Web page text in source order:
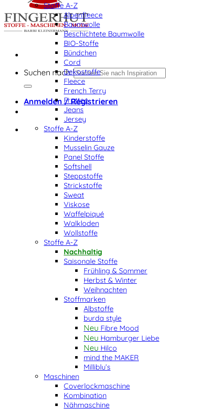
Suchen nach:
Anmelden / Registrieren
Stoffe A-Z
Alpenfleece
Baumwolle
Beschichtete Baumwolle
BIO-Stoffe
Bündchen
Cord
Dekostoffe
Fleece
French Terry
Frottee
Jeans
Jersey
Stoffe A-Z
Kinderstoffe
Musselin Gauze
Panel Stoffe
Softshell
Steppstoffe
Strickstoffe
Sweat
Viskose
Waffelpiqué
Walkloden
Wollstoffe
Stoffe A-Z
Nachhaltig
Saisonale Stoffe
Frühling & Sommer
Herbst & Winter
Weihnachten
Stoffmarken
Albstoffe
burda style
Fibre Mood
Hamburger Liebe
Hilco
mind the MAKER
Milliblu’s
Maschinen
Coverlockmaschine
Kombination
Nähmaschine